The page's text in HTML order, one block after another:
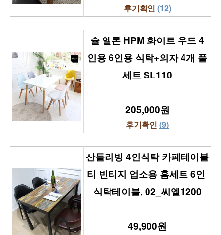
후기확인 (12)
슐 엘론 HPM 화이트 우드 4
인용 6인용 식탁+의자 4개 풀
세트 SL110
205,000원
후기확인 (9)
산들리빙 4인식탁 카페테이블
티 빈티지 업소용 홈세트 6인
식탁테이블, 02_씨엘1200
49,900원